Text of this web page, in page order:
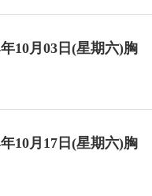
10月03日(星期六)胸
10月17日(星期六)胸